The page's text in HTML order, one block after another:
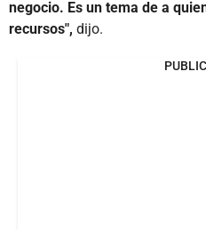
negocio. Es un tema de a
recursos", dijo.